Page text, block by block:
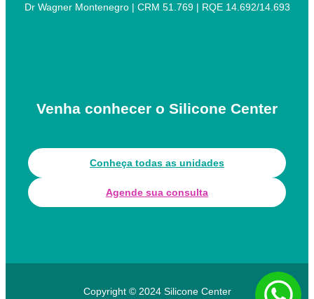
Dr Wagner Montenegro | CRM 51.769 | RQE 14.692/14.693
Venha conhecer o Silicone Center
Conheça todas as unidades
Agende sua consulta
Copyright © 2024 Silicone Center